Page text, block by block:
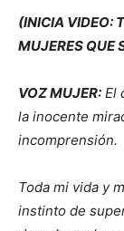
(INICIA VIDEO:
MUJERES QUE
VOZ MUJER: El
la inocente
incomprensión.
Toda mi vida y
instinto de